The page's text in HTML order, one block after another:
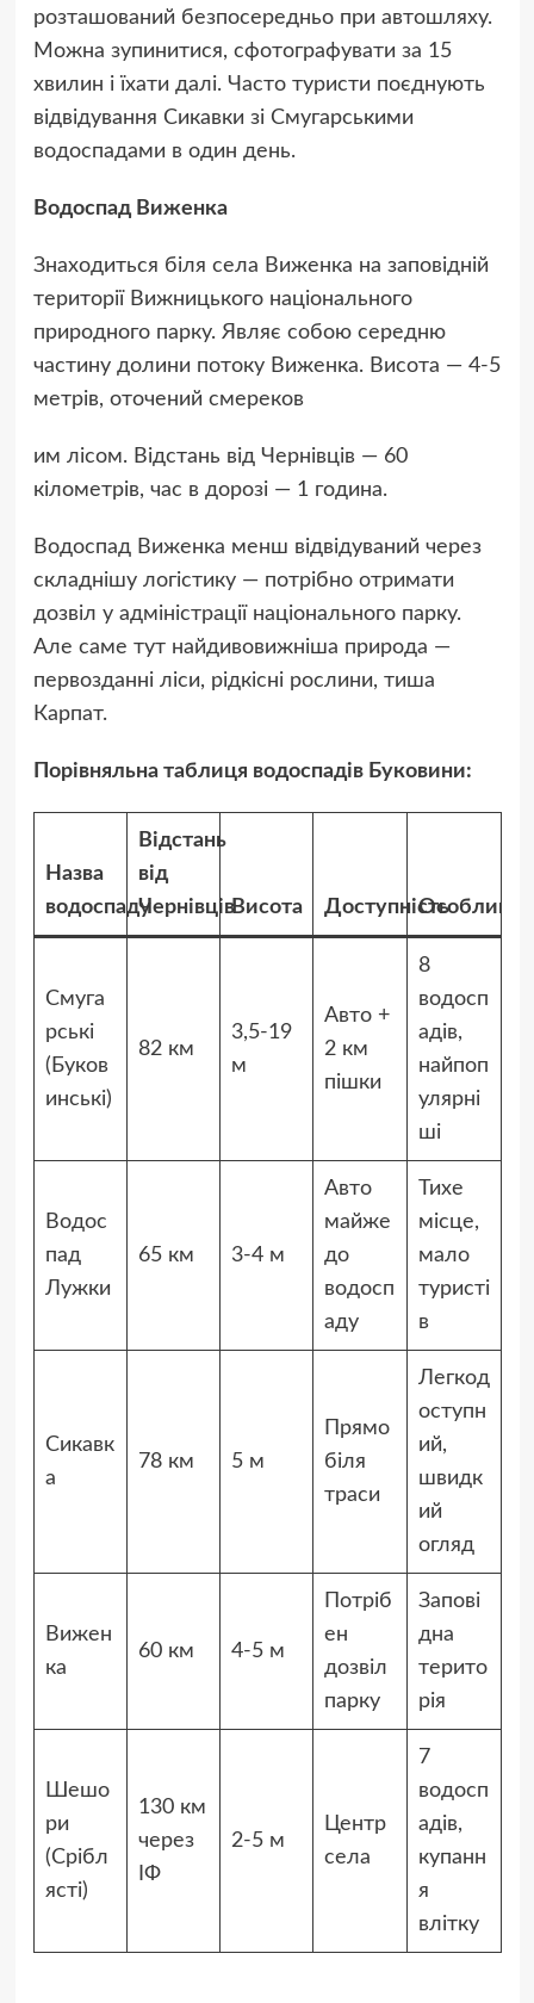
розташований безпосередньо при автошляху.
Можна зупинитися, сфотографувати за 15
хвилин і їхати далі. Часто туристи поєднують
відвідування Сикавки зі Смугарськими
водоспадами в один день.
Водоспад Виженка
Знаходиться біля села Виженка на заповідній
території Вижницького національного
природного парку. Являє собою середню
частину долини потоку Виженка. Висота — 4-5
метрів, оточений смереков
им лісом. Відстань від Чернівців — 60
кілометрів, час в дорозі — 1 година.
Водоспад Виженка менш відвідуваний через
складнішу логістику — потрібно отримати
дозвіл у адміністрації національного парку.
Але саме тут найдивовижніша природа —
первозданні ліси, рідкісні рослини, тиша
Карпат.
Порівняльна таблиця водоспадів Буковини:
Назва
водоспаду
Відстань
від
ЧернівцівВисота Доступність
Смуга
рські
(Буков
инські)
82 км
3,5-19
м
Авто +
2 км
пішки
8
водосп
адів,
найпоп
улярні
ші
Водос
пад
Лужки
65 км 3-4 м
Авто
майже
до
водосп
аду
Тихе
місце,
мало
туристі
в
Сикавк
а
78 км 5 м
Прямо
біля
траси
Легкод
оступн
ий,
швидк
ий
огляд
Вижен
ка
60 км 4-5 м
Потріб
ен
дозвіл
парку
Запові
дна
терито
рія
Шешо
ри
(Срібл
ясті)
130 км
через
ІФ
2-5 м
Центр
села
7
водосп
адів,
купанн
я
влітку